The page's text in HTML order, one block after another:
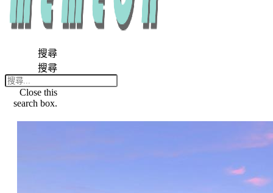
搜尋
搜尋
Close this
search box.